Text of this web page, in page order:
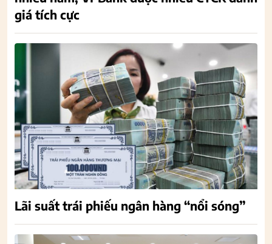
giá tích cực
Lãi suất trái phiếu ngân hàng “nổi sóng”